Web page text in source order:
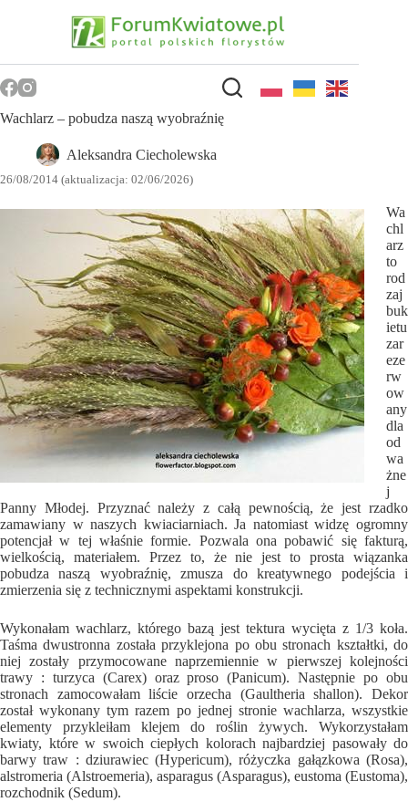
Wachlarz – pobudza naszą wyobraźnię
Aleksandra Ciecholewska
26/08/2014 (aktualizacja: 02/06/2026)
Wa
chl
arz
to
rod
zaj
buk
ietu
zar
eze
rw
ow
any
dla
od
wa
żne
j
Panny Młodej. Przyznać należy z całą pewnością, że jest rzadko
zamawiany w naszych kwiaciarniach. Ja natomiast widzę ogromny
potencjał w tej właśnie formie. Pozwala ona pobawić się fakturą,
wielkością, materiałem. Przez to, że nie jest to prosta wiązanka
pobudza naszą wyobraźnię, zmusza do kreatywnego podejścia i
zmierzenia się z technicznymi aspektami konstrukcji.
Wykonałam wachlarz, którego bazą jest tektura wycięta z 1/3 koła.
Taśma dwustronna została przyklejona po obu stronach kształtki, do
niej zostały przymocowane naprzemiennie w pierwszej kolejności
trawy : turzyca (Carex) oraz proso (Panicum). Następnie po obu
stronach zamocowałam liście orzecha (Gaultheria shallon). Dekor
został wykonany tym razem po jednej stronie wachlarza, wszystkie
elementy przykleiłam klejem do roślin żywych. Wykorzystałam
kwiaty, które w swoich ciepłych kolorach najbardziej pasowały do
barwy traw : dziurawiec (Hypericum), różyczka gałązkowa (Rosa),
alstromeria (Alstroemeria), asparagus (Asparagus), eustoma (Eustoma),
rozchodnik (Sedum).